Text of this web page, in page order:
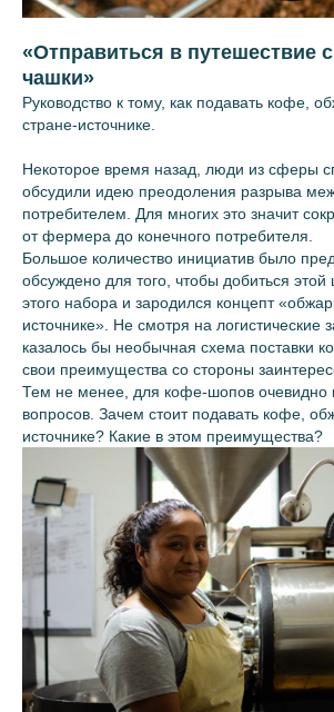
«Отправиться в путешествие
чашки»
Руководство к тому, как подавать кофе,
стране-источнике.
Некоторое время назад, люди из сферы
обсудили идею преодоления разрыва
потребителем. Для многих это значит
от фермера до конечного потребителя.
Большое количество инициатив было
обсуждено для того, чтобы добиться
этого набора и зародился концепт
источнике». Не смотря на логистические
казалось бы необычная схема поставки
свои преимущества со стороны
Тем не менее, для кофе-шопов очевидно
вопросов. Зачем стоит подавать кофе,
источнике? Какие в этом преимущества?